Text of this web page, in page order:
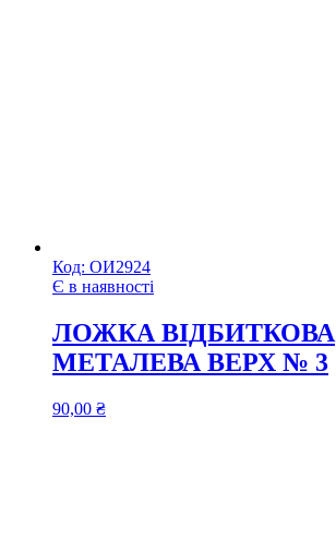
Код: ОИ2924
Є в наявності
ЛОЖКА ВІДБИТКОВА
МЕТАЛЕВА ВЕРХ № 3
90,00 ₴